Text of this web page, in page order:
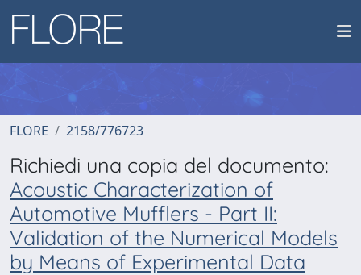
FLORE 2158/776723
Richiedi una copia del documento:
Acoustic Characterization of
Automotive Mufflers - Part II:
Validation of the Numerical Models
by Means of Experimental Data